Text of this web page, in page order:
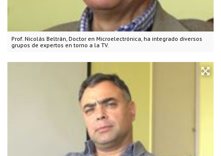
Prof. Nicolás Beltrán, Doctor en Microelectrónica, ha integrado diversos
grupos de expertos en torno a la TV.